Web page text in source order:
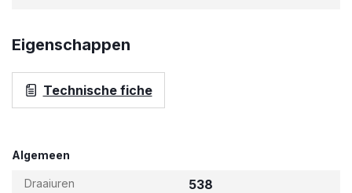
Eigenschappen
Technische fiche
Algemeen
Draaiuren 538